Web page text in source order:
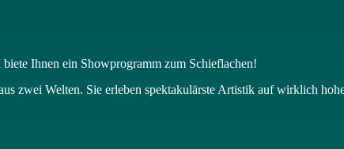
Ihnen ein Showprogramm zum Schieflachen!
zwei Welten. Sie erleben spektakulärste Artistik auf wirklich